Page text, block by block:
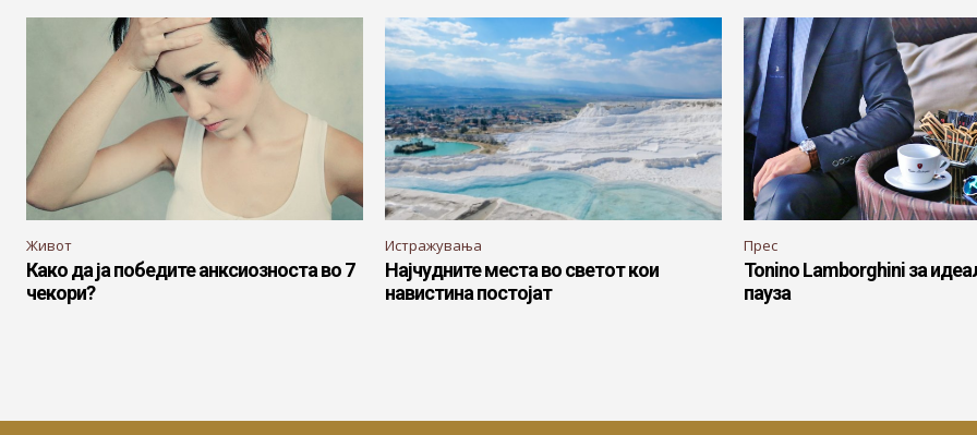
Живот
Како да ја победите анксиозноста во 7
чекори?
Истражувања
Најчудните места во светот кои
навистина постојат
Прес
Tonino Lamborghini за
пауза